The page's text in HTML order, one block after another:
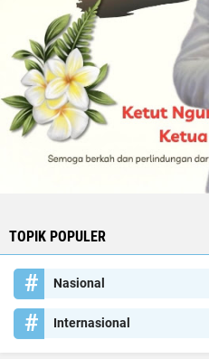
TOPIK POPULER
Nasional
Internasional